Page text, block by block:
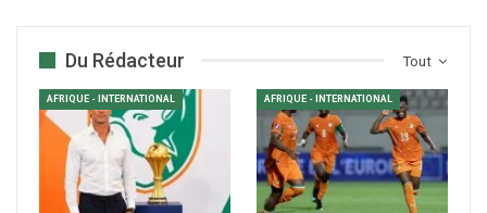
Tout
Du Rédacteur
AFRIQUE - INTERNATIONAL AFRIQUE - INTERNATIONAL